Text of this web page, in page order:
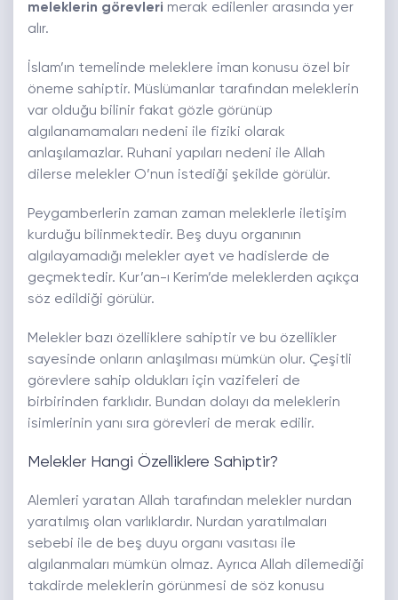
meleklerin görevleri merak edilenler arasında yer
alır.
İslam’ın temelinde meleklere iman konusu özel bir
öneme sahiptir. Müslümanlar tarafından meleklerin
var olduğu bilinir fakat gözle görünüp
algılanamamaları nedeni ile fiziki olarak
anlaşılamazlar. Ruhani yapıları nedeni ile Allah
dilerse melekler O’nun istediği şekilde görülür.
Peygamberlerin zaman zaman meleklerle iletişim
kurduğu bilinmektedir. Beş duyu organının
algılayamadığı melekler ayet ve hadislerde de
geçmektedir. Kur’an-ı Kerim’de meleklerden açıkça
söz edildiği görülür.
Melekler bazı özelliklere sahiptir ve bu özellikler
sayesinde onların anlaşılması mümkün olur. Çeşitli
görevlere sahip oldukları için vazifeleri de
birbirinden farklıdır. Bundan dolayı da meleklerin
isimlerinin yanı sıra görevleri de merak edilir.
Melekler Hangi Özelliklere Sahiptir?
Alemleri yaratan Allah tarafından melekler nurdan
yaratılmış olan varlıklardır. Nurdan yaratılmaları
sebebi ile de beş duyu organı vasıtası ile
algılanmaları mümkün olmaz. Ayrıca Allah dilemediği
takdirde meleklerin görünmesi de söz konusu